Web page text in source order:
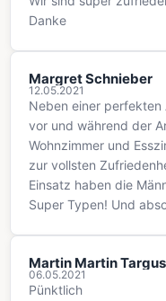
Danke
Margret Schnieber
12.05.2021
Neben einer perfekten
vor und während der
Wohnzimmer und
zur vollsten
Einsatz haben die
Super Typen! Und
Martin Martin Targus
06.05.2021
Pünktlich